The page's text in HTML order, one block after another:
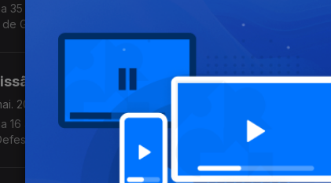
35 anos em 74 e já era advogado com nome na praça, Foi
de Guterres. Lidera a Comissão de Liberdade Religiosa
Especial - O 25 de Abril de Viriato
2026
16 anos em 74. Estava quase a entrar na faculdade de
do Ambiente em Portugal